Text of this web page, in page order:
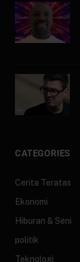
CATEGORIES
Cerita Teratas
Ekonomi
Hiburan & Seni
politik
Teknologi